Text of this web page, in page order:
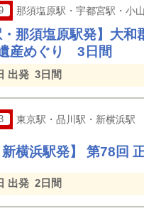
那須塩原駅・宇都宮駅・小
・那須塩原駅発】大
産めぐり 3日間
出発 3日間
東京駅・品川駅・新横浜
新横浜駅発】 第78回
出発 2日間